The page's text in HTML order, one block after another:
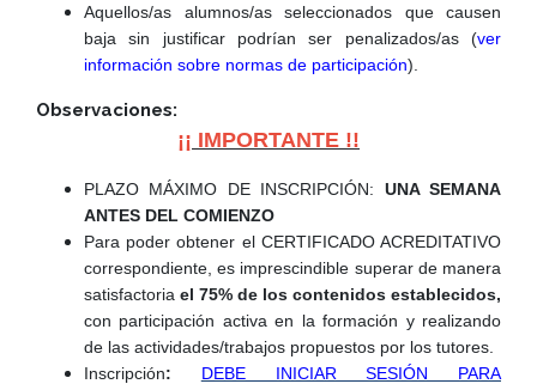
Aquellos/as alumnos/as seleccionados que causen
baja sin justificar podrían ser penalizados/as (ver
información sobre normas de participación).
Observaciones:
¡¡ IMPORTANTE !!
PLAZO MÁXIMO DE INSCRIPCIÓN: UNA SEMANA
ANTES DEL COMIENZO
Para poder obtener el CERTIFICADO ACREDITATIVO
correspondiente, es imprescindible superar de manera
satisfactoria el 75% de los contenidos establecidos,
con participación activa en la formación y realizando
de las actividades/trabajos propuestos por los tutores.
Inscripción:
DEBE INICIAR SESIÓN PARA